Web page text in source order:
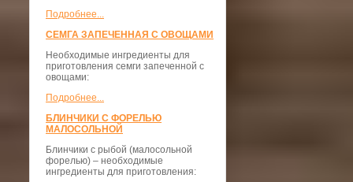
Подробнее...
СЕМГА ЗАПЕЧЕННАЯ С ОВОЩАМИ
Необходимые ингредиенты для
приготовления семги запеченной с
овощами:
Подробнее...
БЛИНЧИКИ С ФОРЕЛЬЮ
МАЛОСОЛЬНОЙ
Блинчики с рыбой (малосольной
форелью) – необходимые
ингредиенты для приготовления: